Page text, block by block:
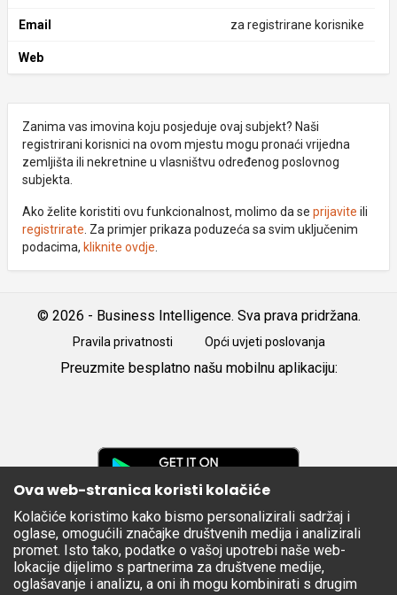
Email za registrirane korisnike
Web
Zanima vas imovina koju posjeduje ovaj subjekt? Naši
registrirani korisnici na ovom mjestu mogu pronaći vrijedna
zemljišta ili nekretnine u vlasništvu određenog poslovnog
subjekta.
Ako želite koristiti ovu funkcionalnost, molimo da se prijavite ili
registrirate . Za primjer prikaza poduzeća sa svim uključenim
podacima, kliknite ovdje
© 2026 - Business Intelligence. Sva prava pridržana.
Pravila privatnosti Opći uvjeti poslovanja
Preuzmite besplatno našu mobilnu aplikaciju:
Apple
Store
Ova web-stranica koristi kolačiće
Kolačiće koristimo kako bismo personalizirali sadržaj i
oglase, omogućili značajke društvenih medija i analizirali
promet. Isto tako, podatke o vašoj upotrebi naše web-
lokacije dijelimo s partnerima za društvene medije,
oglašavanje i analizu, a oni ih mogu kombinirati s drugim